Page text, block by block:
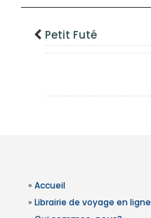
Petit Futé
» Accueil
» Librairie de voyage en ligne